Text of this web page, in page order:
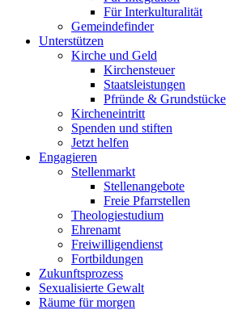
Für Interkulturalität
Gemeindefinder
Unterstützen
Kirche und Geld
Kirchensteuer
Staatsleistungen
Pfründe & Grundstücke
Kircheneintritt
Spenden und stiften
Jetzt helfen
Engagieren
Stellenmarkt
Stellenangebote
Freie Pfarrstellen
Theologiestudium
Ehrenamt
Freiwilligendienst
Fortbildungen
Zukunftsprozess
Sexualisierte Gewalt
Räume für morgen